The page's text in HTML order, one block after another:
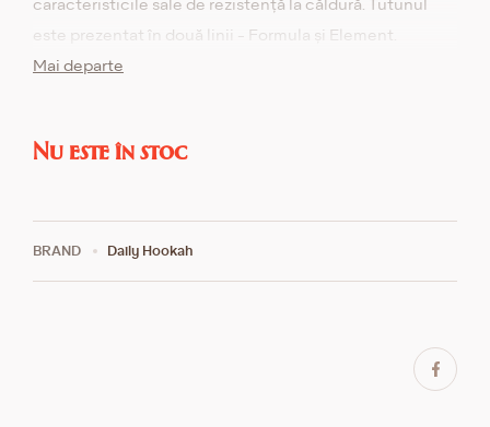
caracteristicile sale de rezistență la căldură. Tutunul
este prezentat în două linii - Formula și Element.
Formula este o linie de gusturi complexe cu mai multe
Mai departe
Nu este în stoc
BRAND Daily Hookah